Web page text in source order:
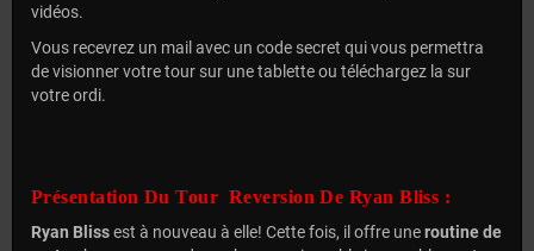
vidéos.
Vous recevrez un mail avec un code secret qui vous permettra
de visionner votre tour sur une tablette ou téléchargez la sur
votre ordi.
Présentation Du Tour Reversion De Ryan Bliss :
Ryan Blissest à nouveau à elle! Cette fois, il offre uneroutine de